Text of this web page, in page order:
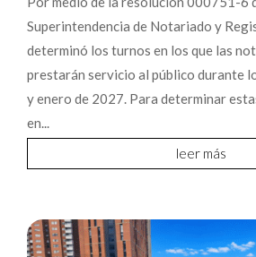
Superintendencia de Notariado y
determinó los turnos en los que las
prestarán servicio al público durante
y enero de 2027. Para determinar
en...
leer más